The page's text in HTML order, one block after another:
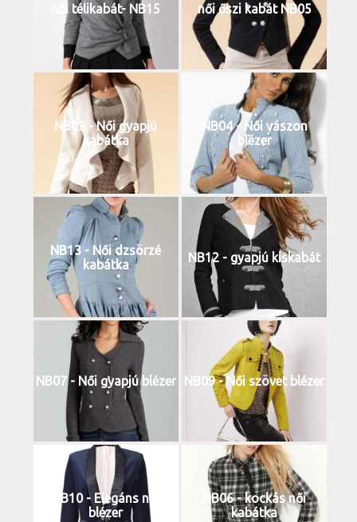
női télikabát- NB15 női őszi kabát NB05
NB03 - Női gyapjú
kabátka
NB04 - Női vászon
blézer
NB13 - Női dzsörzé
kabátka
NB12 - gyapjú kiskabát
NB07 - Női gyapjú blézer NB09 - Női szövet blézer
NB10 - Elegáns női
blézer
NB06 - kockás női
kabátka